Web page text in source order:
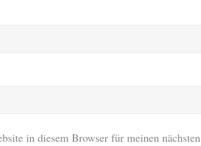
in diesem Browser für meinen nächsten